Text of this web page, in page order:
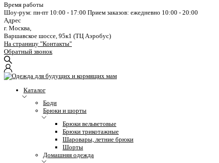
Время работы
Шоу-рум: пн-пт 10:00 - 17:00 Прием заказов: ежедневно 10:00 - 20:00
Адрес
г. Москва,
Варшавское шоссе, 95к1 (ТЦ Аэробус)
На страницу "Контакты"
Обратный звонок
Каталог
Боди
Брюки и шорты
Брюки вельветовые
Брюки трикотажные
Шаровары, летние брюки
Шорты
Домашняя одежда